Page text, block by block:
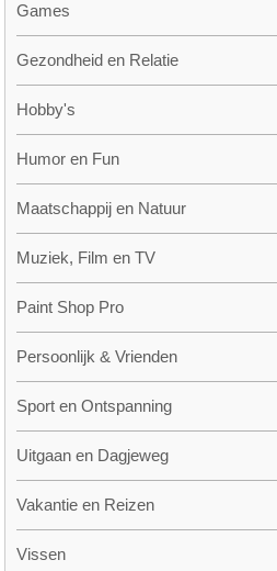
Games
Gezondheid en Relatie
Hobby's
Humor en Fun
Maatschappij en Natuur
Muziek, Film en TV
Paint Shop Pro
Persoonlijk & Vrienden
Sport en Ontspanning
Uitgaan en Dagjeweg
Vakantie en Reizen
Vissen